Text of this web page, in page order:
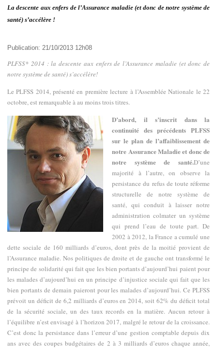
La descente aux enfers de l’Assurance maladie (et donc de notre système de
santé) s’accélère !
Publication: 21/10/2013 12h08
PLFSS* 2014 : la descente aux enfers de l’Assurance maladie (et donc de
notre système de santé) s’accélère!
Le PLFSS 2014, présenté en première lecture à l’Assemblée Nationale le 22
octobre, est remarquable à au moins trois titres.
D’abord, il s’inscrit dans la
continuité des précédents PLFSS
sur le plan de l’affaiblissement de
notre Assurance Maladie et donc de
notre système de santé.D’une
majorité à l’autre, on observe la
persistance du refus de toute réforme
structurelle de notre système de
santé, qui conduit à laisser notre
administration colmater un système
qui prend l’eau de toute part. De
2002 à 2012, la France a cumulé une
dette sociale de 160 milliards d’euros, dont près de la moitié provient de
l’Assurance maladie. Nos politiques de droite et de gauche ont transformé le
principe de solidarité qui fait que les bien portants d’aujourd’hui paient pour
les malades d’aujourd’hui en un principe d’injustice sociale qui fait que les
bien portants de demain paieront pour les malades d’aujourd’hui. Ce PLFSS
prévoit un déficit de 6,2 milliards d’euros en 2014, soit 62% du déficit total
de la sécurité sociale, un des taux records en la matière. Aucun retour à
l’équilibre n’est envisagé à l’horizon 2017, malgré le retour de la croissance.
C’est donc la persistance dans l’erreur d’une gestion comptable depuis dix
ans avec des coupes budgétaires de 2 à 3 milliards d’euros chaque année,